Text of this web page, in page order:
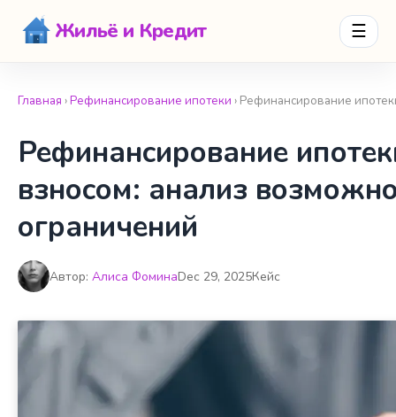
Жильё и Кредит ☰
Главная ›Рефинансирование ипотеки › Рефинансирование
Рефинансирование
взносом: анализ
ограничений
Автор: Алиса ФоминаDec 29, 2025Кейс